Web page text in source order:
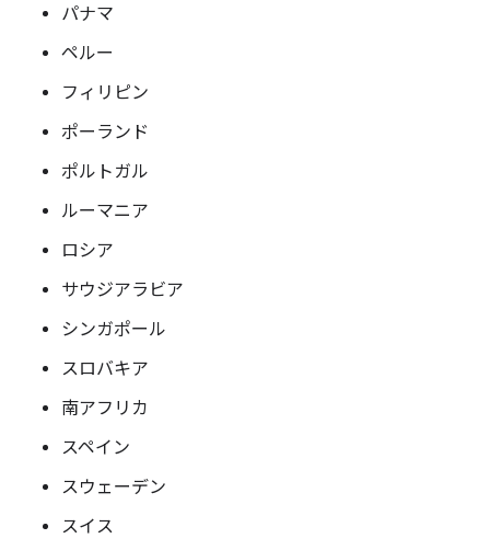
パナマ
ペルー
フィリピン
ポーランド
ポルトガル
ルーマニア
ロシア
サウジアラビア
シンガポール
スロバキア
南アフリカ
スペイン
スウェーデン
スイス